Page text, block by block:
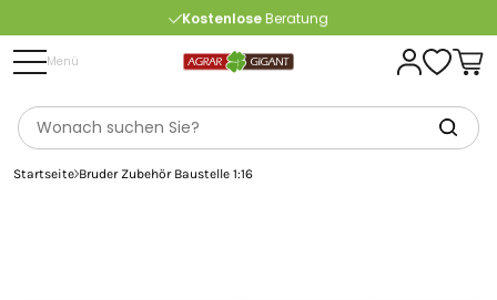
KostenloseBeratung
ab 175 € (in DE) – außer Sperrgut
Menü
Startseite Bruder Zubehör Baustelle 1:16